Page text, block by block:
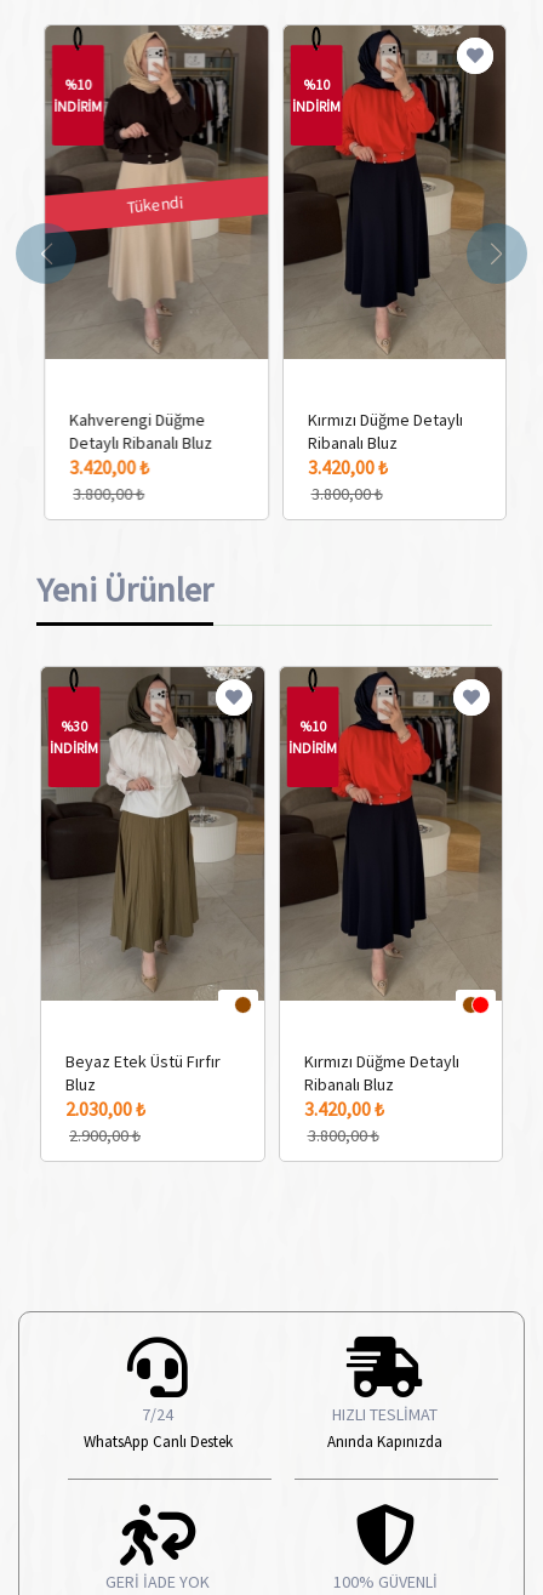
%10
İNDİRİM
Tükendi
Kahverengi Düğme
Detaylı Ribanalı Bluz
3.420,00 ₺
3.800,00 ₺
%10
İNDİRİM
1 Adet Renk Seçeneği
Kırmızı Düğme Detaylı
Ribanalı Bluz
3.420,00 ₺
3.800,00 ₺
Yeni Ürünler
%30
İNDİRİM
2 Adet Renk Seçeneği
Beyaz Etek Üstü Fırfır
Bluz
2.030,00 ₺
2.900,00 ₺
%10
İNDİRİM
2 Adet Renk Seçeneği
Kırmızı Düğme Detaylı
Ribanalı Bluz
3.420,00 ₺
3.800,00 ₺
7/24
WhatsApp Canlı Destek
HIZLI TESLİMAT
Anında Kapınızda
GERİ İADE YOK 100% GÜVENLİ